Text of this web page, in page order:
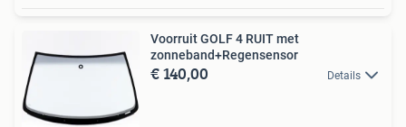
Voorruit GOLF 4 RUIT met
zonneband+Regensensor
€ 140,00 Details